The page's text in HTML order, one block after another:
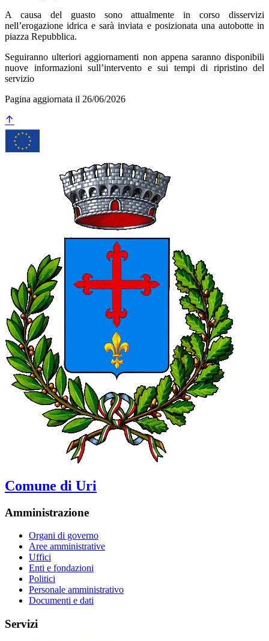
A causa del guasto sono attualmente in corso disservizi
nell’erogazione idrica e sarà inviata e posizionata una autobotte in
piazza Repubblica.
Seguiranno ulteriori aggiornamenti non appena saranno disponibili
nuove informazioni sull’intervento e sui tempi di ripristino del
servizio
Pagina aggiornata il 26/06/2026
Comune di Uri
Amministrazione
Organi di governo
Aree amministrative
Uffici
Enti e fondazioni
Politici
Personale amministrativo
Documenti e dati
Servizi